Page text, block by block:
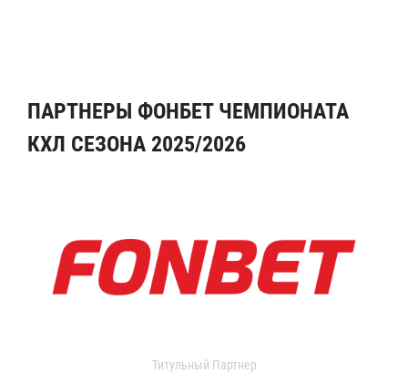
ПАРТНЕРЫ ФОНБЕТ ЧЕМПИОНАТА
КХЛ СЕЗОНА 2025/2026
Титульный Партнер